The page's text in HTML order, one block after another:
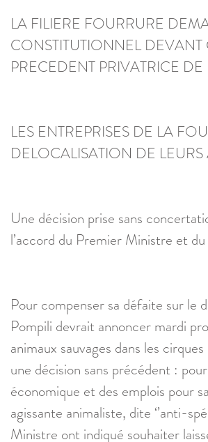
LA FILIERE FOURRURE
CONSTITUTIONNEL DEVANT
PRECEDENT PRIVATRICE DE
LES ENTREPRISES DE LA
DELOCALISATION DE
Une décision prise sans
l’accord du Premier Ministre et
Pour compenser sa défaite sur le
Pompili devrait annoncer mardi
animaux sauvages dans les
une décision sans précédent :
économique et des emplois pour
agissante animaliste, dite ‘’anti-
Ministre ont indiqué souhaiter